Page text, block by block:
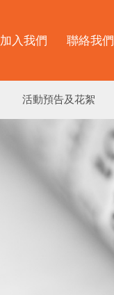
加入我們 聯絡我們
活動預告及花絮